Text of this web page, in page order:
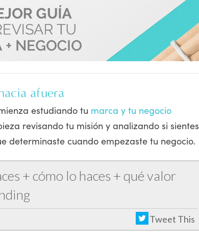
afuera
estudiando tu marca y tu negocio
revisando tu misión y analizando si sientes
determinaste cuando empezaste tu negocio.
+ cómo lo haces + qué valor
Tweet This